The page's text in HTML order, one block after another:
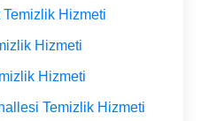
Temizlik Hizmeti
Hizmeti
Hizmeti
Temizlik Hizmeti